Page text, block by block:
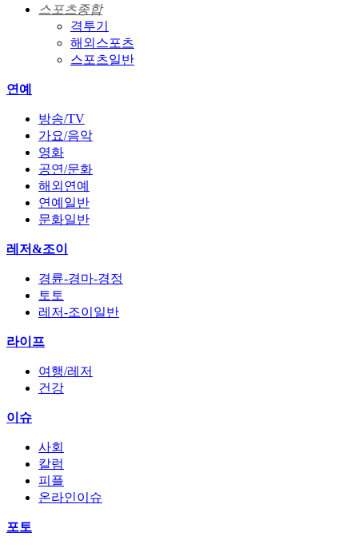
스포츠종합
격투기
해외스포츠
스포츠일반
연예
방송/TV
가요/음악
영화
공연/문화
해외연예
연예일반
문화일반
레저&조이
경륜-경마-경정
토토
레저-조이일반
라이프
여행/레저
건강
이슈
사회
칼럼
피플
온라인이슈
포토